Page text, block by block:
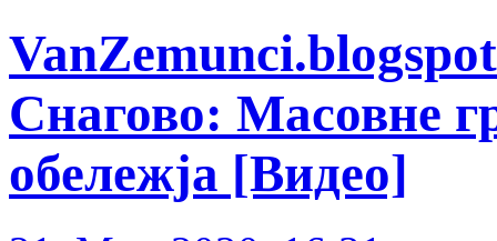
Снагово: Масовне
обележја [Видео]